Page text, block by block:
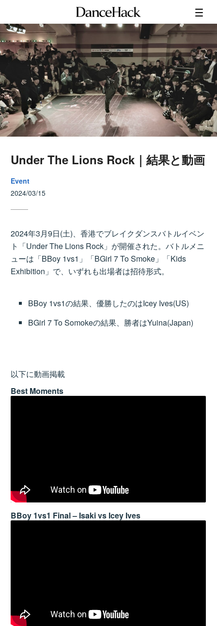
Under The Lions Rock｜結果と動画
Event
2024/03/15
2024年3月9日(土)、香港でブレイクダンスバトルイベン
ト「Under The Lions Rock」が開催された。バトルメニ
ューは「BBoy 1vs1」「BGirl 7 To Smoke」「Kids
Exhibition」で、いずれも出場者は招待形式。
BBoy 1vs1の結果、優勝したのはIcey Ives(US)
BGirl 7 To Somokeの結果、勝者はYuina(Japan)
以下に動画掲載
Best Moments
BBoy 1vs1 Final – Isaki vs Icey Ives